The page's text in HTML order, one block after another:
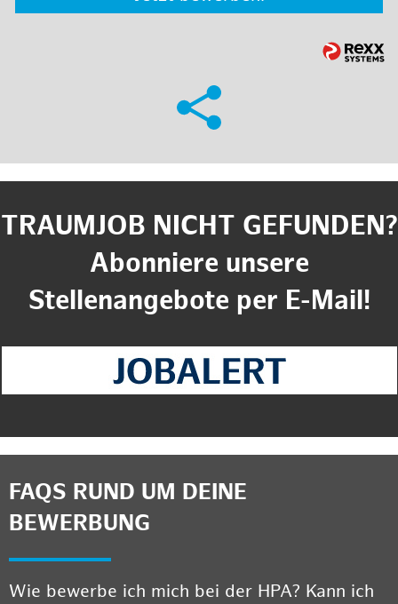
TRAUMJOB NICHT GEFUNDEN?
Abonniere unsere
Stellenangebote per E-Mail!
FAQS RUND UM DEINE
BEWERBUNG
Wie bewerbe ich mich bei der HPA? Kann ich